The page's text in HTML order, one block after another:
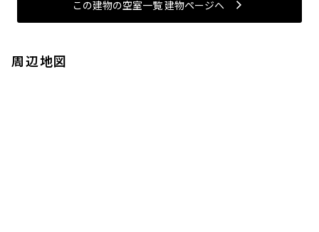
この建物の空室一覧 建物ページヘ
周辺地図